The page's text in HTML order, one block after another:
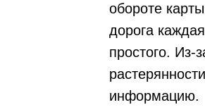
обороте
дорога
простого. Из-
информацию.